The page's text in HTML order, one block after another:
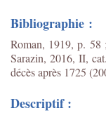
Bibliographie :
Roman, 1919, p. 58
Sarazin, 2016, II,
décès après 1725
Descriptif :